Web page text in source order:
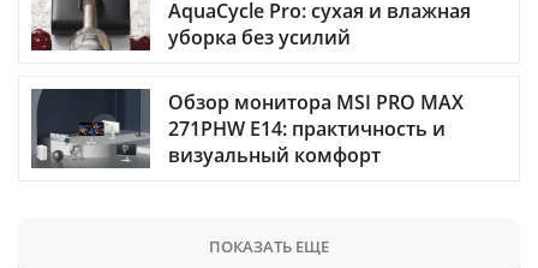
AquaCycle Pro: сухая и влажная
уборка без усилий
Обзор монитора MSI PRO MAX
271PHW E14: практичность и
визуальный комфорт
ПОКАЗАТЬ ЕЩЕ